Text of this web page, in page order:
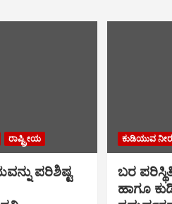
ರಾಷ್ಟ್ರೀಯ
ಪರಿಶಿಷ್ಟ
ಕುಡಿಯುವ
ಬರ
ಹಾಗೂ